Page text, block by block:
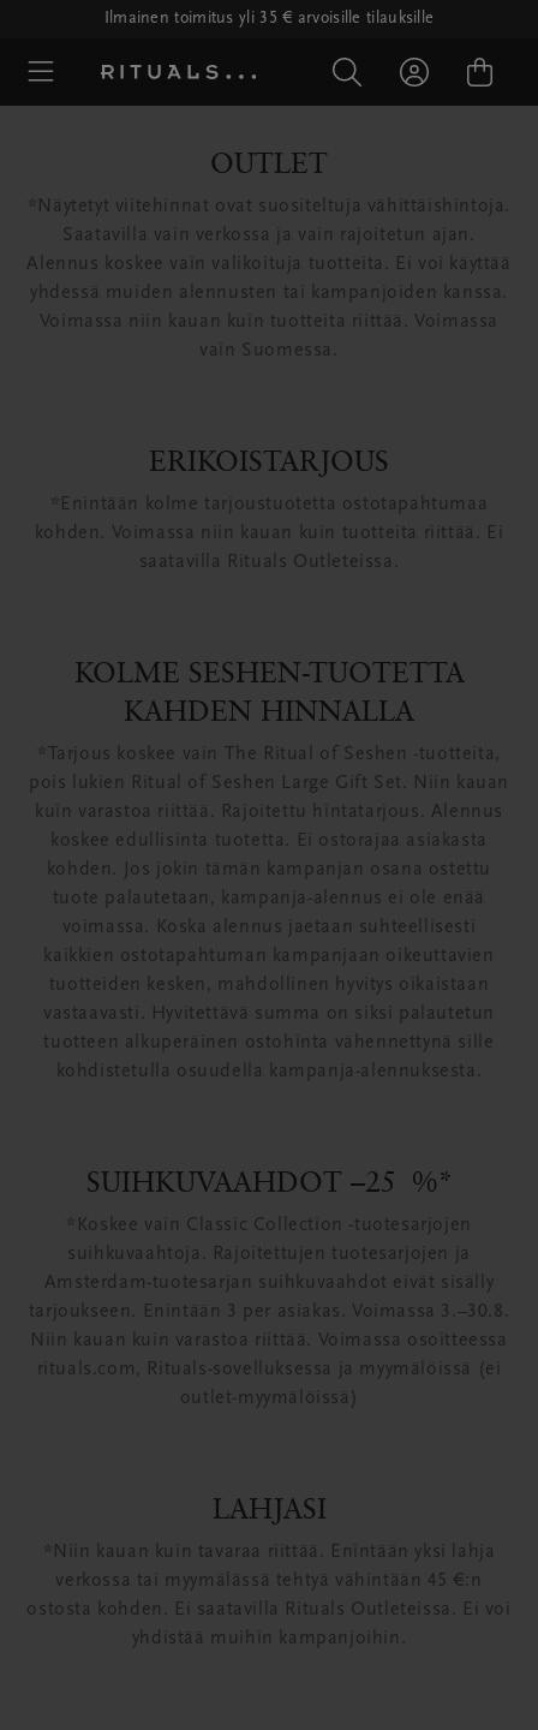
Ilmainen toimitus yli 35 € arvoisille tilauksille
OUTLET
*Näytetyt viitehinnat ovat suositeltuja vähittäishintoja.
Saatavilla vain verkossa ja vain rajoitetun ajan.
Alennus koskee vain valikoituja tuotteita. Ei voi käyttää
yhdessä muiden alennusten tai kampanjoiden kanssa.
Voimassa niin kauan kuin tuotteita riittää. Voimassa
vain Suomessa.
ERIKOISTARJOUS
*Enintään kolme tarjoustuotetta ostotapahtumaa
kohden. Voimassa niin kauan kuin tuotteita riittää. Ei
saatavilla Rituals Outleteissa.
KOLME SESHEN-TUOTETTA
KAHDEN HINNALLA
*Tarjous koskee vain The Ritual of Seshen -tuotteita,
pois lukien Ritual of Seshen Large Gift Set. Niin kauan
kuin varastoa riittää. Rajoitettu hintatarjous. Alennus
koskee edullisinta tuotetta. Ei ostorajaa asiakasta
kohden. Jos jokin tämän kampanjan osana ostettu
tuote palautetaan, kampanja-alennus ei ole enää
voimassa. Koska alennus jaetaan suhteellisesti
kaikkien ostotapahtuman kampanjaan oikeuttavien
tuotteiden kesken, mahdollinen hyvitys oikaistaan
vastaavasti. Hyvitettävä summa on siksi palautetun
tuotteen alkuperäinen ostohinta vähennettynä sille
kohdistetulla osuudella kampanja-alennuksesta.
SUIHKUVAAHDOT –25 %*
*Koskee vain Classic Collection -tuotesarjojen
suihkuvaahtoja. Rajoitettujen tuotesarjojen ja
Amsterdam-tuotesarjan suihkuvaahdot eivät sisälly
tarjoukseen. Enintään 3 per asiakas. Voimassa 3.–30.8.
Niin kauan kuin varastoa riittää. Voimassa osoitteessa
rituals.com, Rituals-sovelluksessa ja myymälöissä (ei
outlet-myymälöissä)
LAHJASI
*Niin kauan kuin tavaraa riittää. Enintään yksi lahja
verkossa tai myymälässä tehtyä vähintään 45 €:n
ostosta kohden. Ei saatavilla Rituals Outleteissa. Ei voi
yhdistää muihin kampanjoihin.